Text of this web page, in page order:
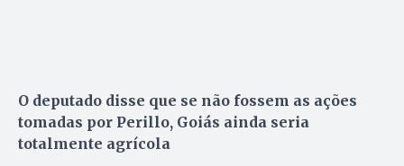
O deputado disse que se não fossem as ações
tomadas por Perillo, Goiás ainda seria
totalmente agrícola